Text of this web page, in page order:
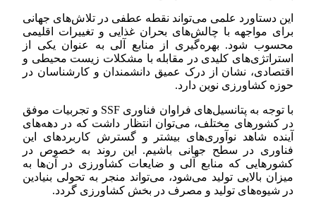
این دستاورد علمی می‌تواند نقطه عطفی در تلاش‌های جهانی
برای مواجهه با چالش‌های بحران غذایی و تغییرات اقلیمی
محسوب شود. بهره‌گیری از منابع آلی به عنوان یکی از
استراتژی‌های کلیدی در مقابله با مشکلات زیست محیطی و
اقتصادی، نشان از درک عمیق دانشمندان و کارشناسان در
حوزه کشاورزی نوین دارد.
با توجه به پتانسیل‌های فراوان فناوری SSF و تجربیات موفق
در کشورهای مختلف، می‌توان انتظار داشت که در دهه‌های
آینده شاهد نوآوری‌های بیشتر و گسترش کاربردهای این
فناوری در سطح جهانی باشیم. این روند به خصوص در
کشورهایی که منابع آلی و ضایعات کشاورزی در آن‌ها به
میزان بالایی تولید می‌شود، می‌تواند منجر به تحولی بنیادین
در شیوه‌های تولید و مصرف در بخش کشاورزی گردد.